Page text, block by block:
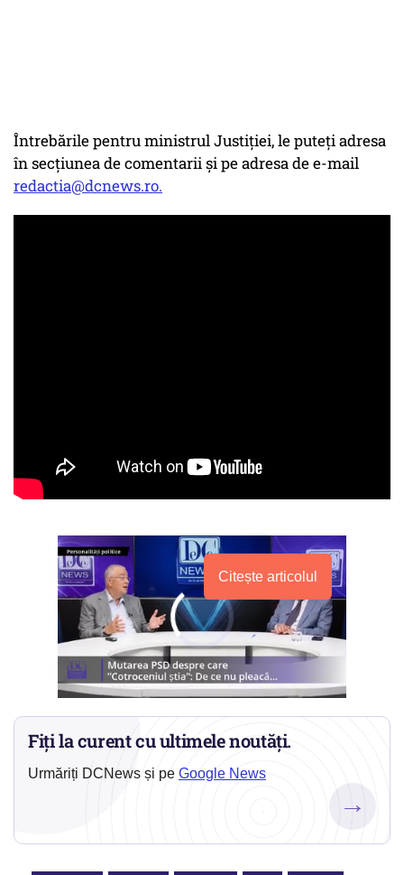
Întrebările pentru ministrul Justiției, le puteți adresa
în secțiunea de comentarii și pe adresa de e-mail
redactia@dcnews.ro.
Citește articolul
Fiți la curent cu ultimele noutăți.
Urmăriți DCNews și pe Google News
→